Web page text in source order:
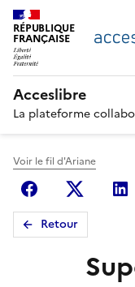
RÉPUBLIQUE
FRANÇAISE
Acceslibre
La plateforme
Voir le fil d'Ariane
FacebookX
Retour